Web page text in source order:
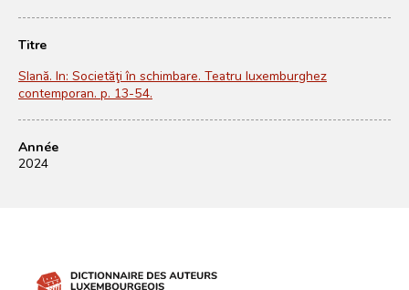
Titre
Slană. In: Societăţi în schimbare. Teatru luxemburghez
contemporan. p. 13-54.
Année
2024